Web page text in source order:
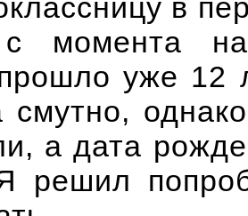
в
момента
уже 12
смутно,
а дата
решил